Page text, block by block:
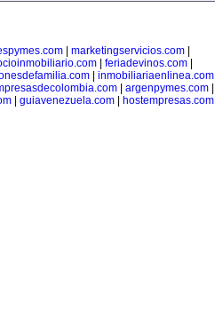
marketingservicios.com
feriadevinos.com
inmobiliariaenlinea.com
argenpymes.com
| guiavenezuela.com| hostempresas.com|